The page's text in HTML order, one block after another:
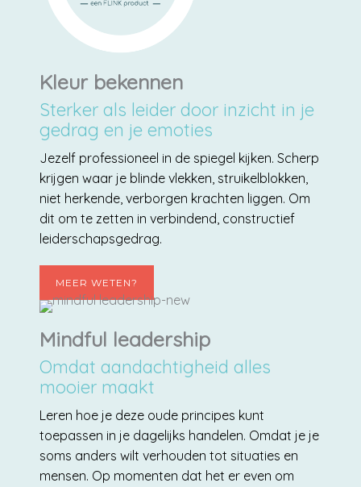
Kleur bekennen
Sterker als leider door inzicht in je
gedrag en je emoties
Jezelf professioneel in de spiegel kijken. Scherp
krijgen waar je blinde vlekken, struikelblokken,
niet herkende, verborgen krachten liggen. Om
dit om te zetten in verbindend, constructief
leiderschapsgedrag.
MEER WETEN?
Mindful leadership
Omdat aandachtigheid alles
mooier maakt
Leren hoe je deze oude principes kunt
toepassen in je dagelijks handelen. Omdat je je
soms anders wilt verhouden tot situaties en
mensen. Op momenten dat het er even om